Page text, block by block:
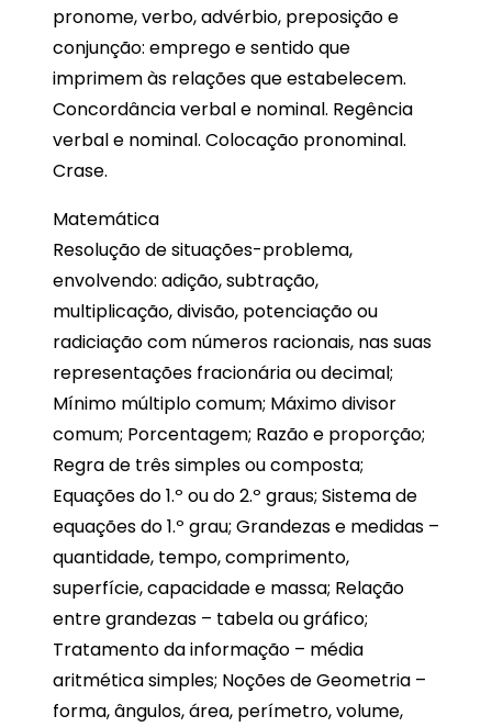
pronome, verbo, advérbio, preposição e
conjunção: emprego e sentido que
imprimem às relações que estabelecem.
Concordância verbal e nominal. Regência
verbal e nominal. Colocação pronominal.
Crase.
Matemática
Resolução de situações-problema,
envolvendo: adição, subtração,
multiplicação, divisão, potenciação ou
radiciação com números racionais, nas suas
representações fracionária ou decimal;
Mínimo múltiplo comum; Máximo divisor
comum; Porcentagem; Razão e proporção;
Regra de três simples ou composta;
Equações do 1.º ou do 2.º graus; Sistema de
equações do 1.º grau; Grandezas e medidas –
quantidade, tempo, comprimento,
superfície, capacidade e massa; Relação
entre grandezas – tabela ou gráfico;
Tratamento da informação – média
aritmética simples; Noções de Geometria –
forma, ângulos, área, perímetro, volume,